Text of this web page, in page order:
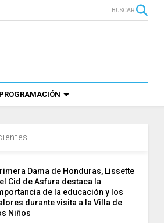
BUSCAR
PROGRAMACIÓN
Dama de Honduras, Lissette
Cid de Asfura destaca la
de la educación y los
durante visita a la Villa de
Niños